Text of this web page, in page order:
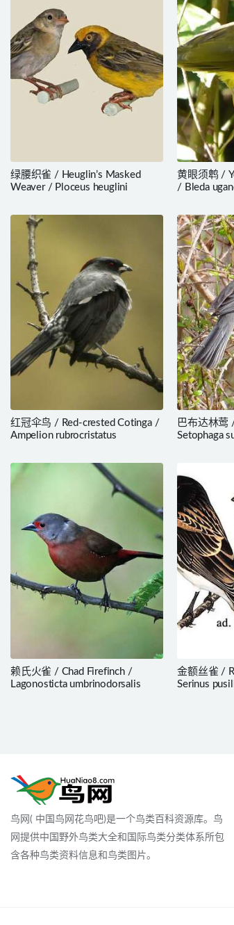
绿腰织雀 / Heuglin’s Masked
Weaver / Ploceus heuglini
黄眼须鹎 /
/ Bleda
红冠伞鸟 / Red-crested Cotinga /
Ampelion rubrocristatus
巴布达林莺
Setophaga
赖氏火雀 / Chad Firefinch /
Lagonosticta umbrinodorsalis
金额丝雀 /
Serinus
鸟网( 中国鸟网花鸟吧)是一个鸟类百科资源库。鸟
网提供中国野外鸟类大全和国际鸟类分类体系所包
含各种鸟类资料信息和鸟类图片。